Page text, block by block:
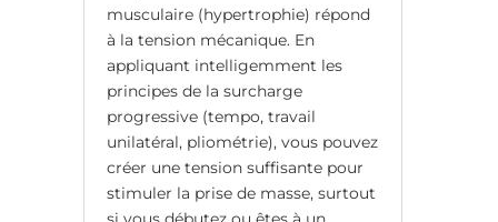
musculaire (hypertrophie) répond
à la tension mécanique. En
appliquant intelligemment les
principes de la surcharge
progressive (tempo, travail
unilatéral, pliométrie), vous pouvez
créer une tension suffisante pour
stimuler la prise de masse, surtout